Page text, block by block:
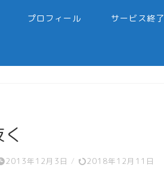
プロフィール サービス終了
2013年12月3日 / 2018年12月11日